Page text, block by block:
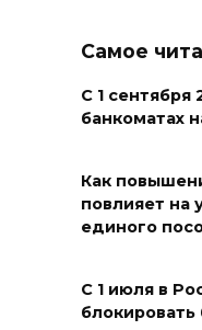
тысяч
области
07 августа
07 августа
Самое
С 1 сентября
банкоматах
Как
повлияет на
единого
С 1 июля в
блокировать